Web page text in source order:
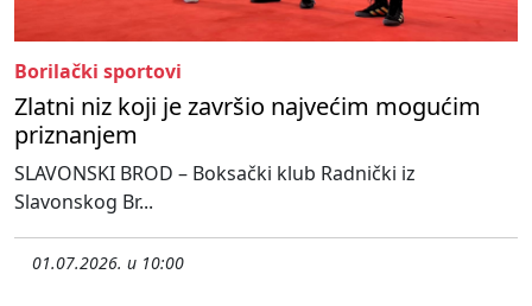
Borilački sportovi
Zlatni niz koji je završio najvećim mogućim
priznanjem
SLAVONSKI BROD – Boksački klub Radnički iz
Slavonskog Br...
01.07.2026. u 10:00